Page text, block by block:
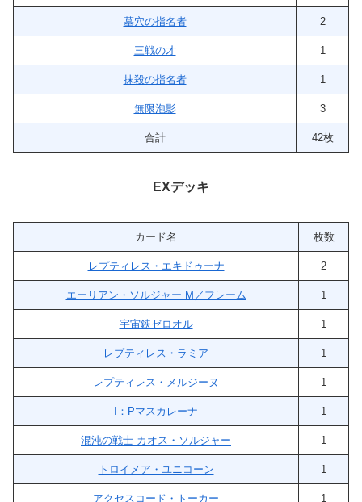
墓穴の指名者 2
三戦の才 1
抹殺の指名者 1
無限泡影 3
合計 42枚
EXデッキ
カード名 枚数
レプティレス・エキドゥーナ 2
エーリアン・ソルジャー M／フレーム 1
宇宙鋏ゼロオル 1
レプティレス・ラミア 1
レプティレス・メルジーヌ 1
I：Pマスカレーナ 1
混沌の戦士 カオス・ソルジャー 1
トロイメア・ユニコーン 1
アクセスコード・トーカー 1